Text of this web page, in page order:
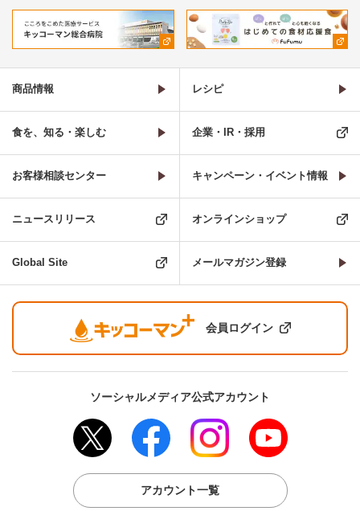
商品情報 レシピ
食を、知る・楽しむ 企業・IR・採用
お客様相談センター キャンペーン・イベント情報
ニュースリリース オンラインショップ
Global Site メールマガジン登録
会員ログイン
ソーシャルメディア公式アカウント
アカウント一覧